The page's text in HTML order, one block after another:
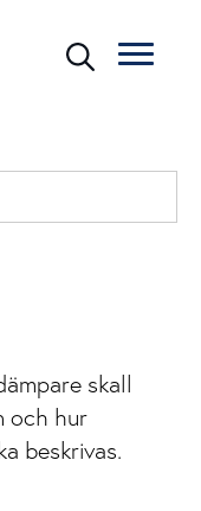
skall
och hur
beskrivas.